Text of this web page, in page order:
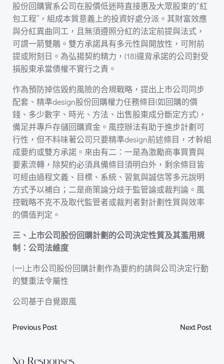
股份回購實系公司在股價低迷時直接惠及大眾股東的“紅
包工程”，組成本質意義上的投資好處分派。其財富效應
與分紅異曲同工，且無須遵照分紅的法定前提與法式，
可謂一箭雙鵰。雙方承諾具有多元性與開放性，可附前
提或附刻日。為弘揚契約精力，(18)違背承諾的公司對受
損股東承當債權不實行之責。
作為預防掉信毀約風險的合規戰略，提出上市公司同步
配套、精準design股份回購權力任務條目(如回購的價
錢、多少數字、時光、方法、出售股東成分斷定方式)，
備足并專戶存儲回購資金。風控辦法有助于進步計劃可
行性，但不料味著公司只要精準design前述條目，才幹組
成要約或雙方承諾。來由有二：一是為激勵商事買賣與
要素流轉，除契約必須具備條目須明白外，剩余條目皆
可經由過程文義、目標、系統、習氣與誠信等多元說明
方式予以補白；二是商策論分歧于監管論或裁判論。風
控戰略不克不及取代監管者或裁判者對計劃性質與效率
的價值判定。
三、上市公司股份回購計劃的公司決定性質及其濫用規
制：公司法維度
(一)上市公司股份回購計劃作為要約約請與公司決定行動
的雙重法令屬性
公司基于自覺跟風
Post
Previous Post Next Post
No Responses